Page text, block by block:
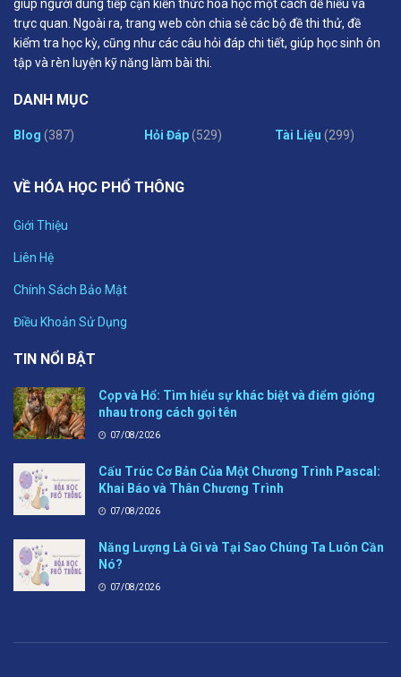
giúp người dùng tiếp cận kiến thức hóa học một cách dễ hiểu và
trực quan. Ngoài ra, trang web còn chia sẻ các bộ đề thi thử, đề
kiểm tra học kỳ, cũng như các câu hỏi đáp chi tiết, giúp học sinh ôn
tập và rèn luyện kỹ năng làm bài thi.
DANH MỤC
Blog (387) Hỏi Đáp(529) Tài Liệu (299)
VỀ HÓA HỌC PHỔ THÔNG
Giới Thiệu
Liên Hệ
Chính Sách Bảo Mật
Điều Khoản Sử Dụng
TIN NỔI BẬT
Cọp và Hổ: Tìm hiểu sự khác biệt và điểm giống
nhau trong cách gọi tên
07/08/2026
Cấu Trúc Cơ Bản Của Một Chương Trình Pascal:
Khai Báo và Thân Chương Trình
07/08/2026
Năng Lượng Là Gì và Tại Sao Chúng Ta Luôn Cần
Nó?
07/08/2026